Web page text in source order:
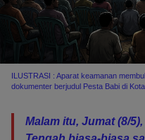
ILUSTRASI : Aparat keamanan
dokumenter berjudul Pesta Babi di
Malam itu, Jumat (8/